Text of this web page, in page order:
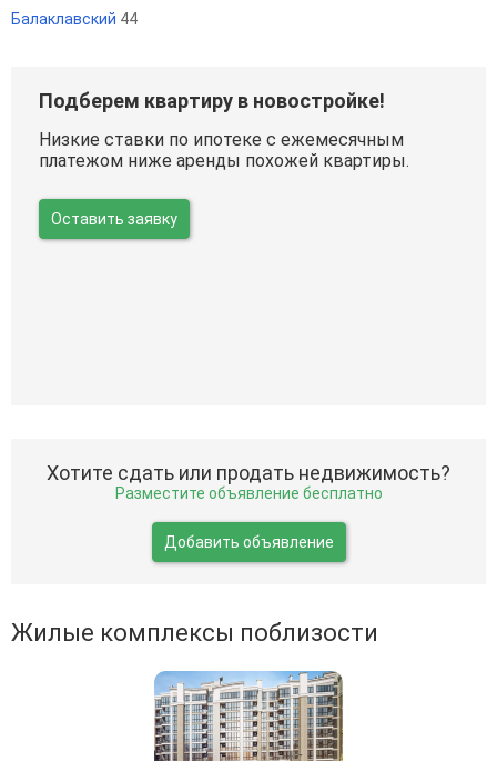
Балаклавский 44
Подберем квартиру в новостройке!
Низкие ставки по ипотеке с ежемесячным
платежом ниже аренды похожей квартиры.
Оставить заявку
Хотите сдать или продать недвижимость?
Разместите объявление бесплатно
Добавить объявление
Жилые комплексы поблизости